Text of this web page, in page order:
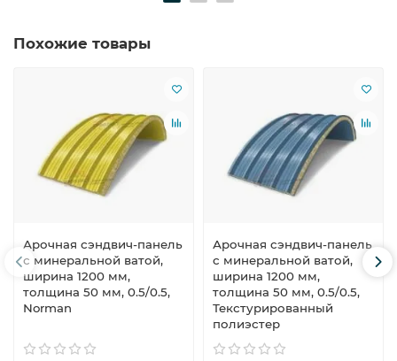
Похожие товары
Арочная сэндвич-панель
с минеральной ватой,
ширина 1200 мм,
толщина 50 мм, 0.5/0.5,
Norman
Арочная сэндвич-панель
с минеральной ватой,
ширина 1200 мм,
толщина 50 мм, 0.5/0.5,
Текстурированный
полиэстер